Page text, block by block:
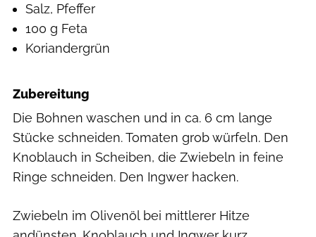
Salz, Pfeffer
100 g Feta
Koriandergrün
Zubereitung
Die Bohnen waschen und in ca. 6 cm lange
Stücke schneiden. Tomaten grob würfeln. Den
Knoblauch in Scheiben, die Zwiebeln in feine
Ringe schneiden. Den Ingwer hacken.
Zwiebeln im Olivenöl bei mittlerer Hitze